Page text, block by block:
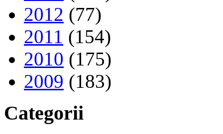
2012 (77)
2011 (154)
2010 (175)
2009 (183)
Categorii